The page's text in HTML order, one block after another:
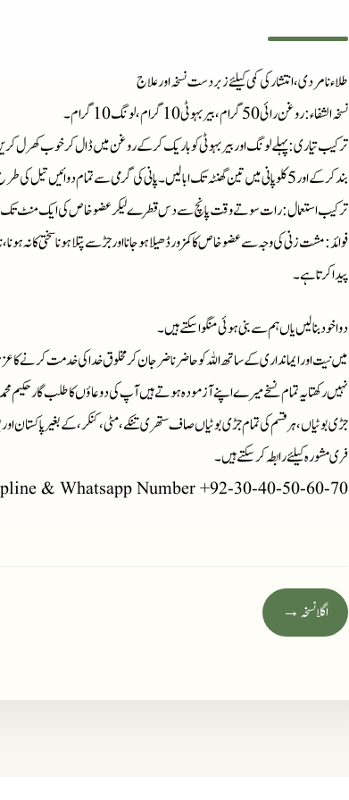
طلاء نامردی، انتشار کی کمی کیلئے زبردست نسخہ اور علاج
نسخہ الشفاء: روغن رائی 50 گرام، بیر بہوٹی 10 گرام، لونگ 10 گرام۔
ترکیب تیاری: پہلے لونگ اور بیر بہوٹی کو باریک کرکے روغن میں ڈال کر خوب
بند کر کے اور5 کلو پانی میں تین گھنٹہ تک ابالیں۔ پانی کی گرمی سے تمام دوائیں تیل کی طرح ہوجائیں پھر نتھار کر صاف شیشی میں محفوظ کرلیں۔
ترکیب استعمال: رات سوتے وقت پانچ سے دس قطرے لیکرعضو خاص کی ایک منٹ تک
فوائد: مشت زنی کی وجہ سے عضوخاص کا کمزور ڈھیلا ہوجانا اور جڑ سے پتلا ہونا سختی کا نہ
پیدا کرتا ہے۔
دوا خود بنا لیں یاں ہم سے بنی ہوئی منگوا سکتے ہیں۔
میں نیت اور ایمانداری کے ساتھ اللہ کو حاضر ناضر جان کر مخلوق خدا کی خدمت کرنے کا
نہیں رکھتا یہ تمام نسخے میرے اپنے آزمودہ ہوتے ہیں آپ کی دوعاؤں کا طلب گار حکیم
جڑی بوٹیاں، ہر قسم کی تمام جڑی بوٹیاں صاف ستھری تنکے، مٹی، کنکر، کے بغیر پاکستان
فری مشورہ کیلئے رابطہ کر سکتے ہیں۔
& Whatsapp Number +92-30-40-50-60-70
اگلا نسخہ →